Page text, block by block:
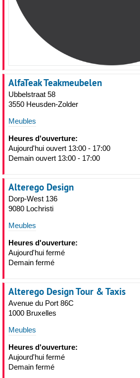
AlfaTeak Teakmeubelen
Ubbelstraat 58
3550 Heusden-Zolder
Meubles
Heures d'ouverture:
Aujourd'hui ouvert 13:00 - 17:00
Demain ouvert 13:00 - 17:00
Alterego Design
Dorp-West 136
9080 Lochristi
Meubles
Heures d'ouverture:
Aujourd'hui fermé
Demain fermé
Alterego Design Tour & Taxis
Avenue du Port 86C
1000 Bruxelles
Meubles
Heures d'ouverture:
Aujourd'hui fermé
Demain fermé